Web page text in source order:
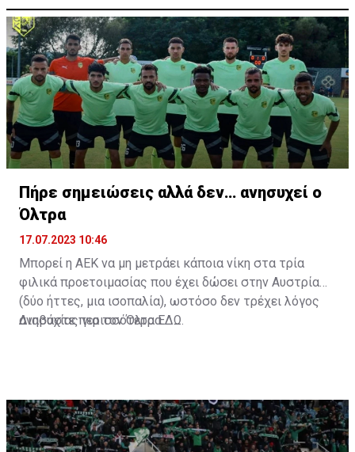
Πήρε σημειώσεις αλλά δεν… ανησυχεί ο
Όλτρα
17.07.2023 10:46
Μπορεί η ΑΕΚ να μη μετράει κάποια νίκη στα τρία
φιλικά προετοιμασίας που έχει δώσει στην Αυστρία
(δύο ήττες, μια ισοπαλία), ωστόσο δεν τρέχει λόγος
ανησυχίας για τον Όλτρα.
Διαβάστε περισσότεραΕΔΩ